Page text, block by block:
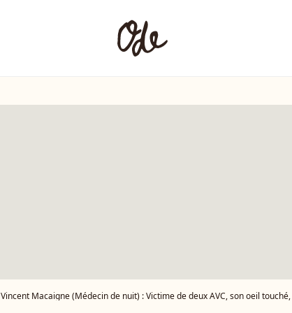
Vincent Macaigne (Médecin de nuit) : Victime de deux AVC, son oeil